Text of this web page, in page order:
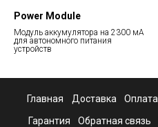
Power Module
Модуль аккумулятора на 2300 мА
для автономного питания
устройств
Главная Доставка Оплата
Гарантия Обратная связь